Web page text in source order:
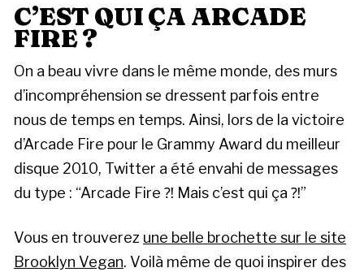
C’EST QUI ÇA ARCADE
FIRE ?
On a beau vivre dans le même monde, des murs
d’incompréhension se dressent parfois entre
nous de temps en temps. Ainsi, lors de la victoire
d’Arcade Fire pour le Grammy Award du meilleur
disque 2010, Twitter a été envahi de messages
du type : “Arcade Fire ⁈ Mais c’est qui ça ⁈”
Vous en trouverez une belle brochette sur le site
Brooklyn Vegan. Voilà même de quoi inspirer des